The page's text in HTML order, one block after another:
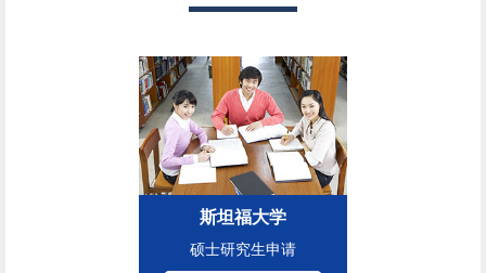
斯坦福大学
硕士研究生申请